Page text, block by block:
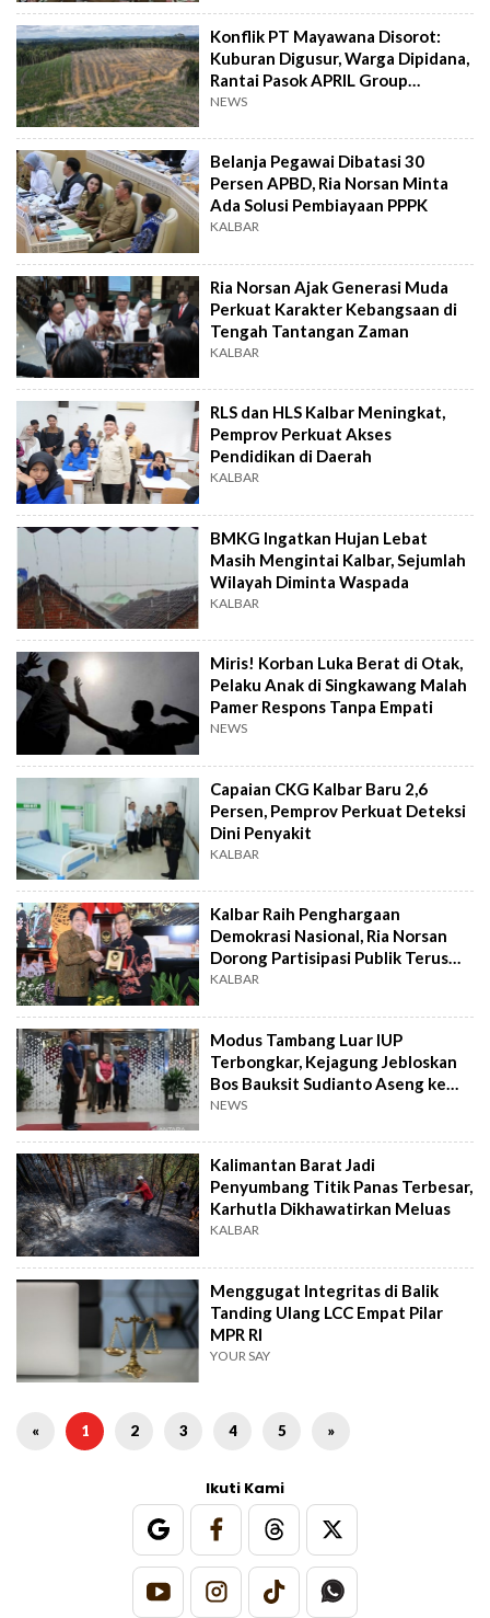
Konflik PT Mayawana Disorot:
Kuburan Digusur, Warga Dipidana,
Rantai Pasok APRIL Group
Dipertanyakan
NEWS
Belanja Pegawai Dibatasi 30
Persen APBD, Ria Norsan Minta
Ada Solusi Pembiayaan PPPK
KALBAR
Ria Norsan Ajak Generasi Muda
Perkuat Karakter Kebangsaan di
Tengah Tantangan Zaman
KALBAR
RLS dan HLS Kalbar Meningkat,
Pemprov Perkuat Akses
Pendidikan di Daerah
KALBAR
BMKG Ingatkan Hujan Lebat
Masih Mengintai Kalbar, Sejumlah
Wilayah Diminta Waspada
KALBAR
Miris! Korban Luka Berat di Otak,
Pelaku Anak di Singkawang Malah
Pamer Respons Tanpa Empati
NEWS
Capaian CKG Kalbar Baru 2,6
Persen, Pemprov Perkuat Deteksi
Dini Penyakit
KALBAR
Kalbar Raih Penghargaan
Demokrasi Nasional, Ria Norsan
Dorong Partisipasi Publik Terus
Diperkuat
KALBAR
Modus Tambang Luar IUP
Terbongkar, Kejagung Jebloskan
Bos Bauksit Sudianto Aseng ke
Penjara
NEWS
Kalimantan Barat Jadi
Penyumbang Titik Panas Terbesar,
Karhutla Dikhawatirkan Meluas
KALBAR
Menggugat Integritas di Balik
Tanding Ulang LCC Empat Pilar
MPR RI
YOUR SAY
« 1 2 3 4 5 »
Ikuti Kami